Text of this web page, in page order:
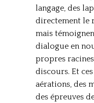
langage, des
directement le
mais
dialogue en
propres
discours. Et
aérations, des
des épreuves